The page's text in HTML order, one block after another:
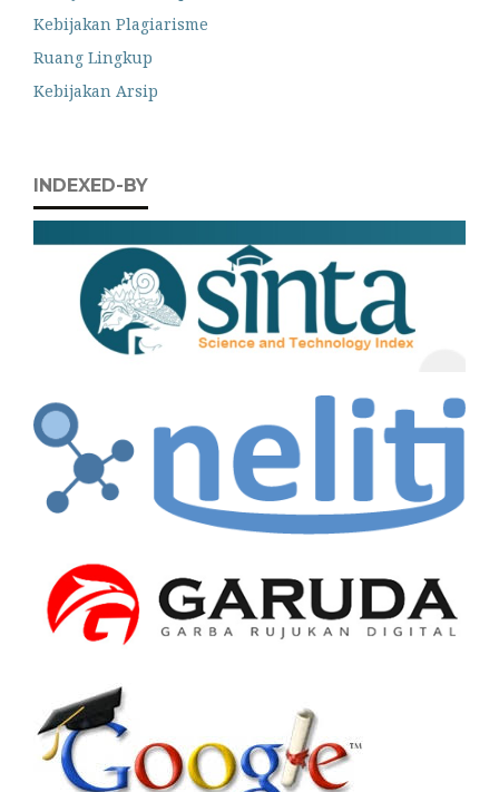
Kebijakan Plagiarisme
Ruang Lingkup
Kebijakan Arsip
INDEXED-BY